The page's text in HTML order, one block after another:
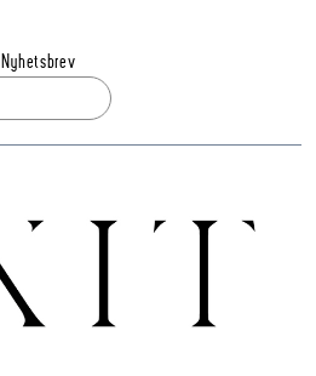
Nyhetsbrev